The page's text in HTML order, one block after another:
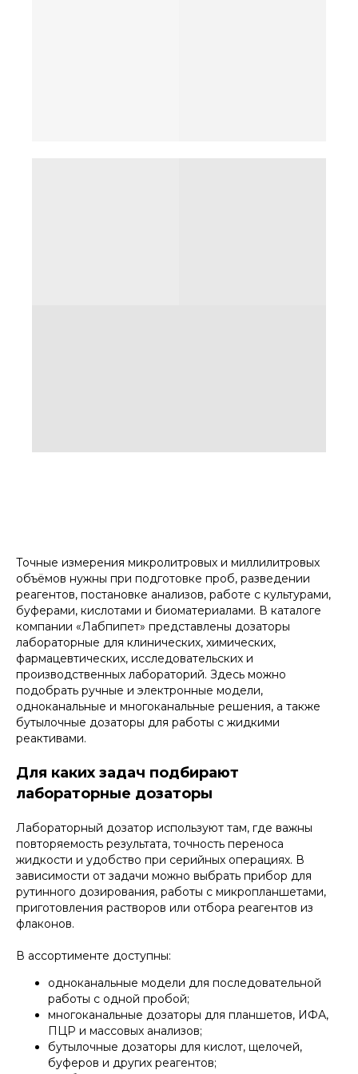
Точные измерения микролитровых и миллилитровых
объёмов нужны при подготовке проб, разведении
реагентов, постановке анализов, работе с культурами,
буферами, кислотами и биоматериалами. В каталоге
компании «Лабпипет» представлены дозаторы
лабораторные для клинических, химических,
фармацевтических, исследовательских и
производственных лабораторий. Здесь можно
подобрать ручные и электронные модели,
одноканальные и многоканальные решения, а также
бутылочные дозаторы для работы с жидкими
реактивами.
Для каких задач подбирают
лабораторные дозаторы
Лабораторный дозатор используют там, где важны
повторяемость результата, точность переноса
жидкости и удобство при серийных операциях. В
зависимости от задачи можно выбрать прибор для
рутинного дозирования, работы с микропланшетами,
приготовления растворов или отбора реагентов из
флаконов.
В ассортименте доступны:
одноканальные модели для последовательной
работы с одной пробой;
многоканальные дозаторы для планшетов, ИФА,
ПЦР и массовых анализов;
бутылочные дозаторы для кислот, щелочей,
буферов и других реагентов;